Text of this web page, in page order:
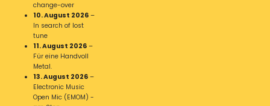
change-over
10. August 2026 –
In search of lost
tune
11. August 2026 –
Für eine Handvoll
Metal.
13. August 2026 –
Electronic Music
Open Mic (EMOM) -